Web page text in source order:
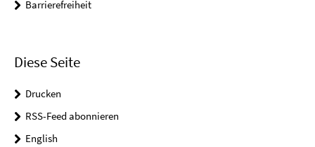
Barrierefreiheit
Diese Seite
Drucken
RSS-Feed abonnieren
English